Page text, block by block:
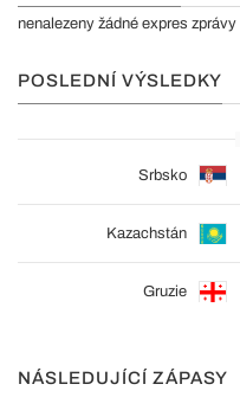
nenalezeny žádné expres zprávy
POSLEDNÍ VÝSLEDKY
Srbsko
Kazachstán
Gruzie
NÁSLEDUJÍCÍ ZÁPASY